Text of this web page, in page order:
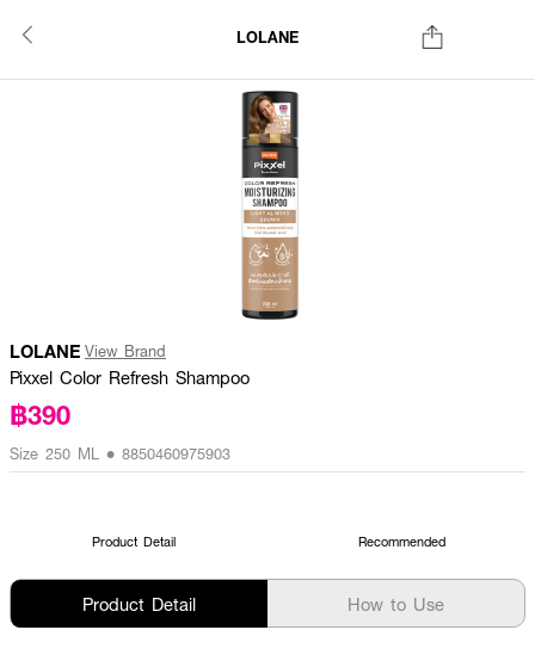
LOLANE
LOLANE View Brand
Pixxel Color Refresh Shampoo
฿390
Size 250 ML • 8850460975903
Product Detail Recommended
Product Detail How to Use